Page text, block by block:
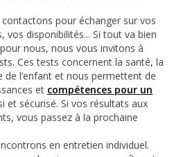
pour échanger sur vos
vos disponibilités... Si tout va bien
nous, nous vous invitons à
Ces tests concernent la santé, la
de l’enfant et nous permettent de
et compétences pour un
et sécurisé. Si vos résultats aux
vous passez à la prochaine
en entretien individuel.